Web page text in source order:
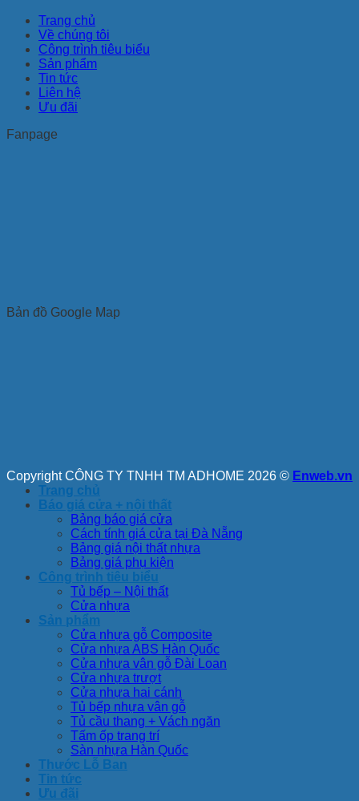
Trang chủ
Về chúng tôi
Công trình tiêu biểu
Sản phẩm
Tin tức
Liên hệ
Ưu đãi
Fanpage
Bản đồ Google Map
Copyright CÔNG TY TNHH TM ADHOME 2026 © Enweb.vn
Trang chủ
Báo giá cửa + nội thất
Bảng báo giá cửa
Cách tính giá cửa tại Đà Nẵng
Bảng giá nội thất nhựa
Bảng giá phụ kiện
Công trình tiêu biểu
Tủ bếp – Nội thất
Cửa nhựa
Sản phẩm
Cửa nhựa gỗ Composite
Cửa nhựa ABS Hàn Quốc
Cửa nhựa vân gỗ Đài Loan
Cửa nhựa trượt
Cửa nhựa hai cánh
Tủ bếp nhựa vân gỗ
Tủ cầu thang + Vách ngăn
Tấm ốp trang trí
Sàn nhựa Hàn Quốc
Thước Lỗ Ban
Tin tức
Ưu đãi